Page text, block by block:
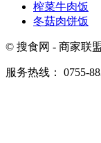
榨菜牛肉饭
冬菇肉饼饭
© 搜食网 - 商家联
服务热线： 0755-